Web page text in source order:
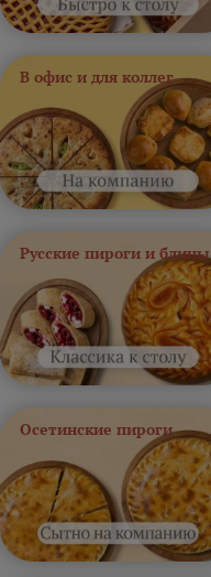
В офис и для коллег
Русские пироги и блины
Осетинские пироги